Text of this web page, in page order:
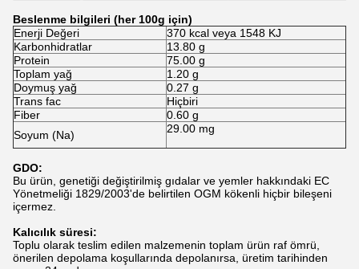
Beslenme bilgileri (her 100g için)
Enerji Değeri
370 kcal veya 1548 KJ
Karbonhidratlar
13.80 g
Protein
75.00 g
Toplam yağ
1.20 g
Doymuş yağ
0.27 g
Trans fac
Hiçbiri
Fiber
0.60 g
Soyum (Na)
29.00 mg
GDO:
Bu ürün, genetiği değiştirilmiş gıdalar ve yemler hakkındaki EC
Yönetmeliği 1829/2003'de belirtilen OGM kökenli hiçbir bileşeni
içermez.
Kalıcılık süresi:
Toplu olarak teslim edilen malzemenin toplam ürün raf ömrü,
önerilen depolama koşullarında depolanırsa, üretim tarihinden